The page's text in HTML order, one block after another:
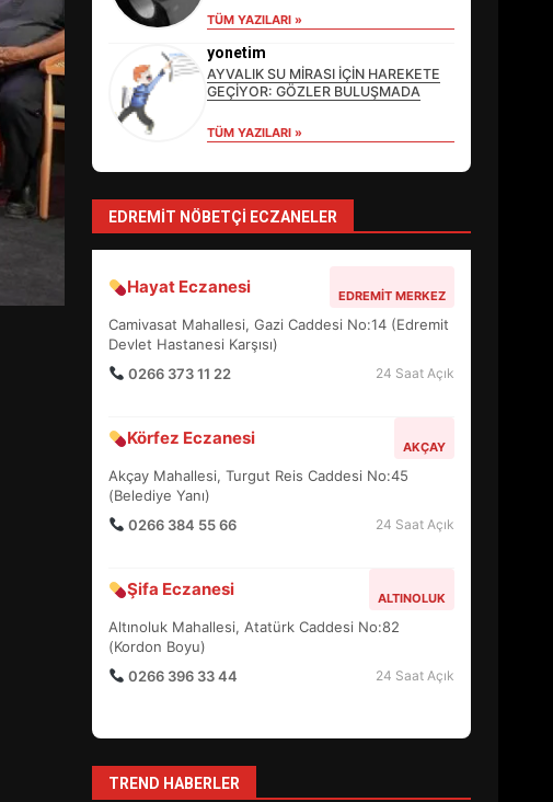
TÜM YAZILARI »
yonetim
AYVALIK SU MİRASI İÇİN HAREKETE
GEÇİYOR: GÖZLER BULUŞMADA
TÜM YAZILARI »
EDREMIT NÖBETÇI ECZANELER
Hayat Eczanesi EDREMIT MERKEZ
Camivasat Mahallesi, Gazi Caddesi No:14 (Edremit
Devlet Hastanesi Karşısı)
0266 373 11 22
24 Saat Açık
Körfez Eczanesi AKÇAY
Akçay Mahallesi, Turgut Reis Caddesi No:45
(Belediye Yanı)
0266 384 55 66
24 Saat Açık
Şifa Eczanesi ALTINOLUK
Altınoluk Mahallesi, Atatürk Caddesi No:82
(Kordon Boyu)
0266 396 33 44
24 Saat Açık
TREND HABERLER
EİB’DE KRİTİK ATAMA:
SÜRDÜRÜLEBİLİRLİKTE NE
DEĞİŞECEK?
4
BAŞARDI?
5
BALIKESİR MÜZELERİNDE
SÜRE UZATILDI: NE DEĞİŞTİ?
6
BURHANİYE SATRANÇ
DEĞİŞTİRİYOR?
7
BURHANİYE
BELEDİYESPOR’DA YENİ
YÖNETİM NASIL ŞEKİLLENDİ?
1
HAREKETE GEÇİYOR: GÖZLER